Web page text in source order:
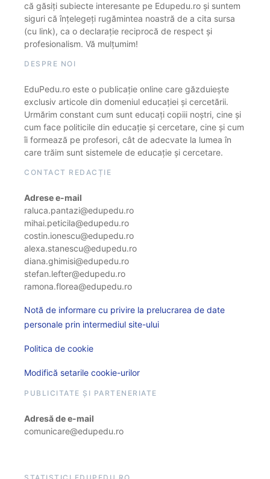
că găsiți subiecte interesante pe Edupedu.ro și suntem
siguri că înțelegeți rugămintea noastră de a cita sursa
(cu link), ca o declarație reciprocă de respect și
profesionalism. Vă mulțumim!
DESPRE NOI
EduPedu.ro este o publicație online care găzduiește
exclusiv articole din domeniul educației și cercetării.
Urmărim constant cum sunt educați copiii noștri, cine și
cum face politicile din educație și cercetare, cine și cum
îi formează pe profesori, cât de adecvate la lumea în
care trăim sunt sistemele de educație și cercetare.
CONTACT REDACȚIE
Adrese e-mail
raluca.pantazi@edupedu.ro
mihai.peticila@edupedu.ro
costin.ionescu@edupedu.ro
alexa.stanescu@edupedu.ro
diana.ghimisi@edupedu.ro
stefan.lefter@edupedu.ro
ramona.florea@edupedu.ro
Notă de informare cu privire la prelucrarea de date
personale prin intermediul site-ului
Politica de cookie
Modifică setarile cookie-urilor
PUBLICITATE ȘI PARTENERIATE
Adresă de e-mail
comunicare@edupedu.ro